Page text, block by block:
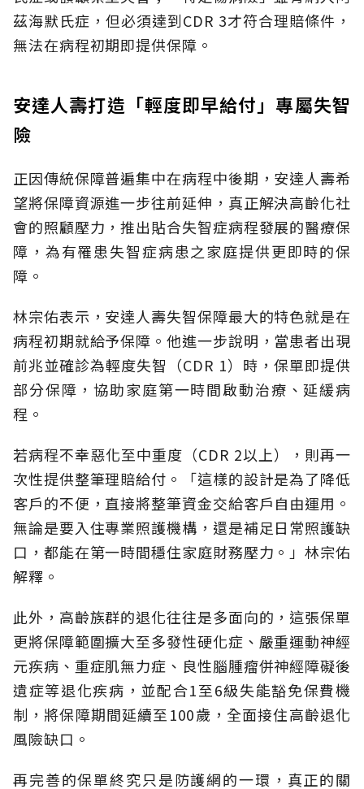
茲海默氏症，但必須達到CDR 3才符合理賠條件，
無法在病程初期即提供保障。
安達人壽打造「輕度即早給付」專屬失智
險
正因傳統保障普遍集中在病程中後期，安達人壽希
望將保障資源進一步往前延伸，真正解決高齡化社
會的照顧壓力，推出貼合失智症病程發展的醫療保
障，為有罹患失智症病患之家庭提供更即時的保
障。
林宗佑表示，安達人壽失智保障最大的特色就是在
病程初期就給予保障。他進一步說明，當患者出現
前兆並確診為輕度失智（CDR 1）時，保單即提供
部分保障，協助家庭第一時間啟動治療、延緩病
程。
若病程不幸惡化至中重度（CDR 2以上），則再一
次性提供整筆理賠給付。「這樣的設計是為了降低
客戶的不便，直接將整筆資金交給客戶自由運用。
無論是要入住專業照護機構，還是補足日常照護缺
口，都能在第一時間穩住家庭財務壓力。」林宗佑
解釋。
此外，高齡族群的退化往往是多面向的，這張保單
更將保障範圍擴大至多發性硬化症、嚴重運動神經
元疾病、重症肌無力症、良性腦腫瘤併神經障礙後
遺症等退化疾病，並配合1至6級失能豁免保費機
制，將保障期間延續至100歲，全面接住高齡退化
風險缺口。
再完善的保單終究只是防護網的一環，真正的關